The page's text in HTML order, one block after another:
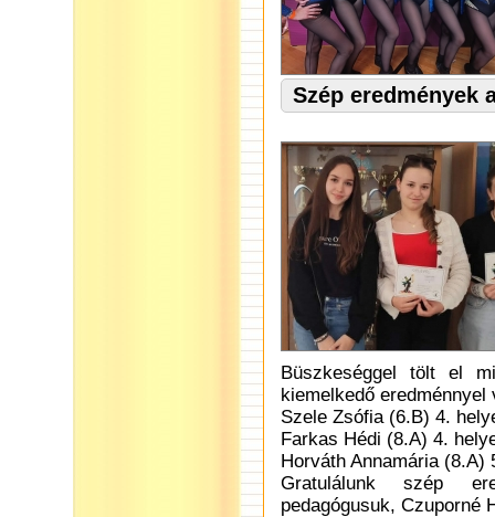
Szép eredmények
Büszkeséggel tölt el
kiemelkedő eredménnyel
Szele Zsófia (6.B) 4.
Farkas Hédi (8.A) 4.
Horváth Annamária (8.A)
Gratulálunk szép
pedagógusuk, Czuporné